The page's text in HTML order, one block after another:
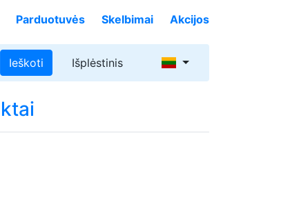
Parduotuvės Skelbimai Akcijos
Ieškoti Išplėstinis